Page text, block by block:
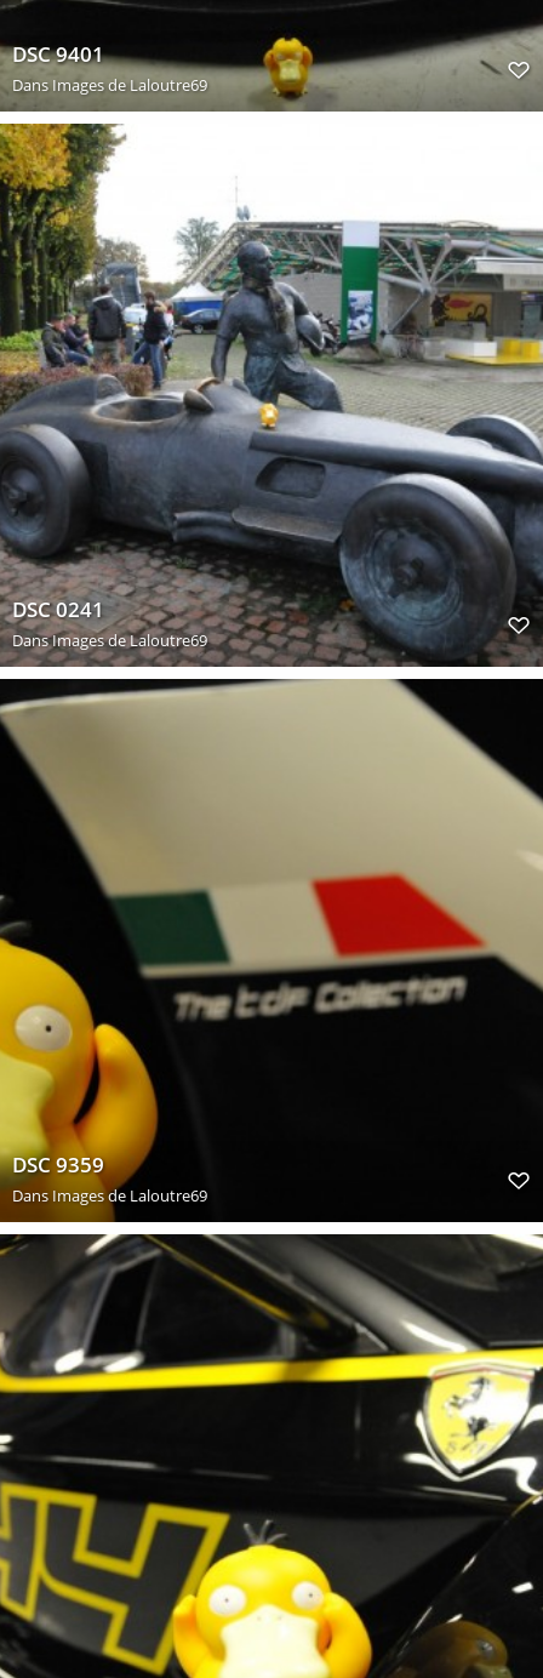
DSC 9401
DansImages de Laloutre69
DSC 0241
DansImages de Laloutre69
DSC 9359
DansImages de Laloutre69